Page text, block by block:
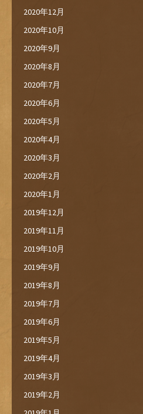
2020年12月
2020年10月
2020年9月
2020年8月
2020年7月
2020年6月
2020年5月
2020年4月
2020年3月
2020年2月
2020年1月
2019年12月
2019年11月
2019年10月
2019年9月
2019年8月
2019年7月
2019年6月
2019年5月
2019年4月
2019年3月
2019年2月